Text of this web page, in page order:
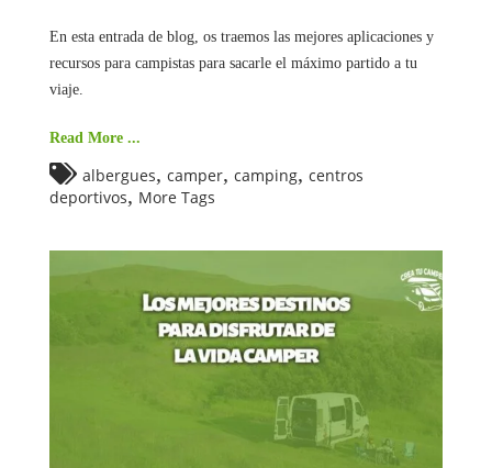
En esta entrada de blog, os traemos las mejores aplicaciones y
recursos para campistas para sacarle el máximo partido a tu
viaje.
Read More ...
albergues camper camping centros
deportivos
More Tags